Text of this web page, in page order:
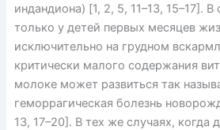
индандиона) [1, 2, 5, 11–13, 15–17].
только у детей первых месяцев
исключительно на грудном
критически малого содержания
молоке может развиться так
геморрагическая болезнь
13, 17–20]. В тех же случаях, когда